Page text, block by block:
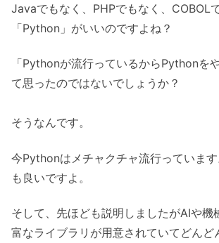
Javaでもなく、PHPでもなく、COBOL
「Python」がいいのですよね？
「Pythonが流行っているからPythonを
て思ったのではないでしょうか？
そうなんです。
今Pythonはメチャクチャ流行っていま
も良いですよ。
そして、先ほども説明しましたがAIや機
富なライブラリが用意されていてどんど